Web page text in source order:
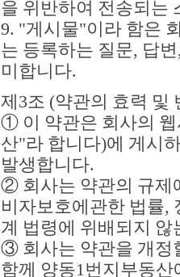
을 위반하여 전송되는
9. "게시물"이라 함은
는 등록하는 질문, 답
미합니다.
제3조 (약관의 효력 및
① 이 약관은 회사의
산"라 합니다)에 게시
발생합니다.
② 회사는 약관의 규제
비자보호에관한 법률,
계 법령에 위배되지
③ 회사는 약관을 개정
함께 양동1번지부동